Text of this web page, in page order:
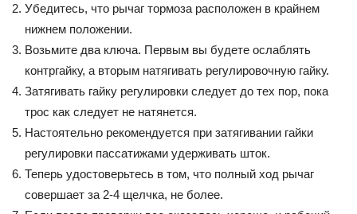
Убедитесь, что рычаг тормоза расположен в крайнем
нижнем положении.
Возьмите два ключа. Первым вы будете ослаблять
контргайку, а вторым натягивать регулировочную гайку.
Затягивать гайку регулировки следует до тех пор, пока
трос как следует не натянется.
Настоятельно рекомендуется при затягивании гайки
регулировки пассатижами удерживать шток.
Теперь удостоверьтесь в том, что полный ход рычаг
совершает за 2-4 щелчка, не более.